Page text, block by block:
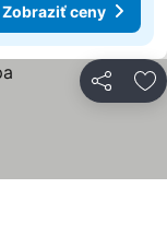
Zobraziť ceny
Zdieľať